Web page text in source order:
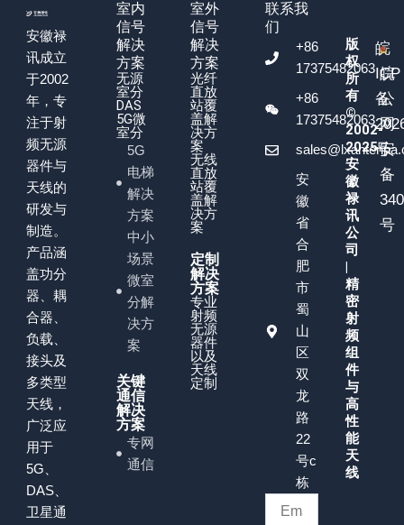
安徽禄
讯成立
于2002
年，专
注于射
频无源
器件与
天线的
研发与
制造。
产品涵
盖功分
器、耦
合器、
负载、
接头及
多类型
天线，
广泛应
用于
5G、
DAS、
卫星通
室内
信号
解决
方案
无源
室分
DAS
5G微
室分
5G
电梯
解决
方案
中小
场景
微室
分解
决方
案
关键
通信
解决
方案
专网
通信
室外
信号
解决
方案
光纤
直放
站覆
盖解
决方
案
无线
直放
站覆
盖解
决方
案
定制
解决
方案
专业
射频
无源
器件
以及
天线
定制
联系我
们
+86
17375482063
+86
17375482063
安
徽
省
合
肥
市
蜀
山
区
双
龙
路
22
号c
栋
版
权
所
有
©
2002-
2025
安
徽
禄
讯
公
司
精
密
射
频
组
件
与
高
性
能
天
线
皖
ICP
备
号
皖
公
网
安
备
号